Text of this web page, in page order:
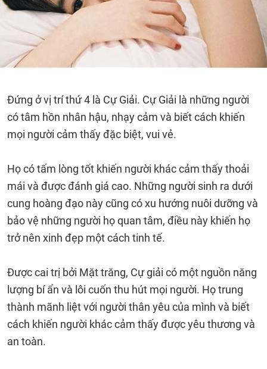
Đứng ở vị trí thứ 4 là Cự Giải. Cự Giải là những người
có tâm hồn nhân hậu, nhạy cảm và biết cách khiến
mọi người cảm thấy đặc biệt, vui vẻ.
Họ có tấm lòng tốt khiến người khác cảm thấy thoải
mái và được đánh giá cao. Những người sinh ra dưới
cung hoàng đạo này cũng có xu hướng nuôi dưỡng và
bảo vệ những người họ quan tâm, điều này khiến họ
trở nên xinh đẹp một cách tinh tế.
Được cai trị bởi Mặt trăng, Cự giải có một nguồn năng
lượng bí ẩn và lôi cuốn thu hút mọi người. Họ trung
thành mãnh liệt với người thân yêu của mình và biết
cách khiến người khác cảm thấy được yêu thương và
an toàn.